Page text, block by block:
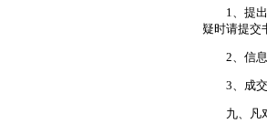
1、提出
疑时请提交
2、信息
3、成交
九、凡对